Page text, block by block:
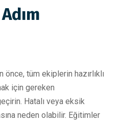
tüm ekiplerin hazırlıklı
için gereken
Hatalı veya eksik
neden olabilir. Eğitimler